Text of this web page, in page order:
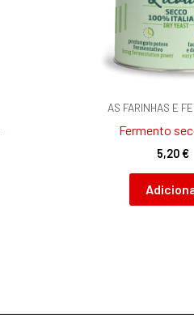
AS FARINHAS E
Fermento
5,20€